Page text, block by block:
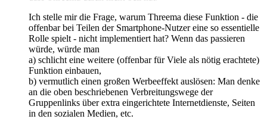
Ich stelle mir die Frage, warum Threema diese Funktion - die
offenbar bei Teilen der Smartphone-Nutzer eine so essentielle
Rolle spielt - nicht implementiert hat? Wenn das passieren
würde, würde man
a) schlicht eine weitere (offenbar für Viele als nötig erachtete)
Funktion einbauen,
b) vermutlich einen großen Werbeeffekt auslösen: Man denke
an die oben beschriebenen Verbreitungswege der
Gruppenlinks über extra eingerichtete Internetdienste, Seiten
in den sozialen Medien, etc.